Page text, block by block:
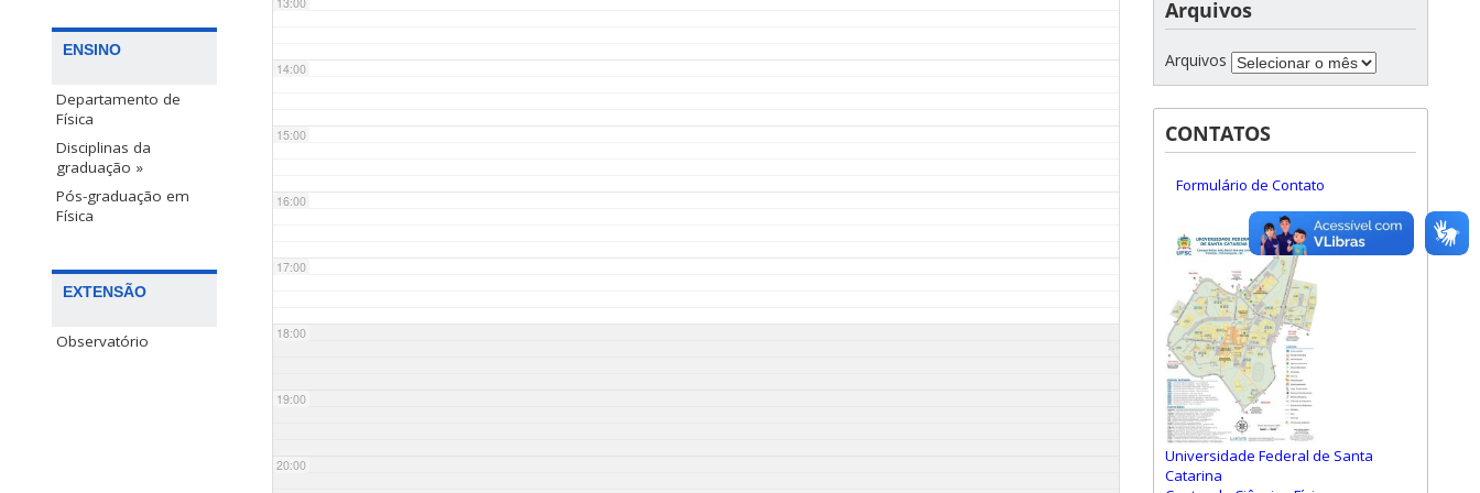
ENSINO
Departamento de
Física
Disciplinas da
graduação »
Pós-graduação em
Física
EXTENSÃO
Observatório
14:00
15:00
16:00
17:00
18:00
19:00
20:00
Arquivos
Arquivos
CONTATOS
Formulário de Contato
Universidade Federal de Santa
Catarina